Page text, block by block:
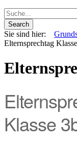
Sie sind hier:
Elternsprechtag
Klasse